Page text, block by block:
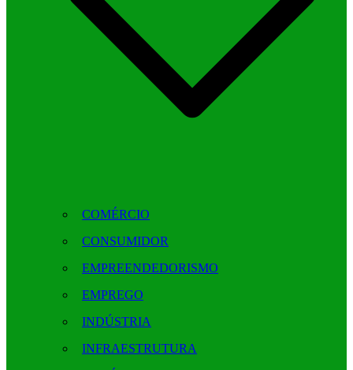
COMÉRCIO
CONSUMIDOR
EMPREENDEDORISMO
EMPREGO
INDÚSTRIA
INFRAESTRUTURA